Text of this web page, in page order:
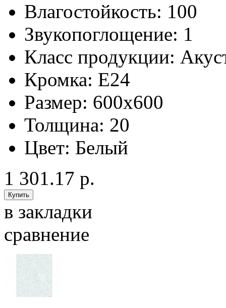
Влагостойкость: 100
Звукопоглощение: 1
Класс продукции:
Кромка: E24
Размер: 600x600
Толщина: 20
Цвет: Белый
1 301.17 р.
в закладки
сравнение